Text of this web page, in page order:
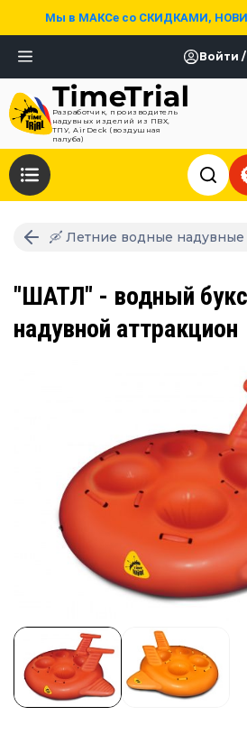
Мы в МАКСе со СКИДКАМИ,
Войти
Разработчик, производитель
надувных изделий из ПВХ,
ТПУ, AirDeck (воздушная
палуба)
🛶 Летние водные
"ШАТЛ" - водный
надувной аттракцион